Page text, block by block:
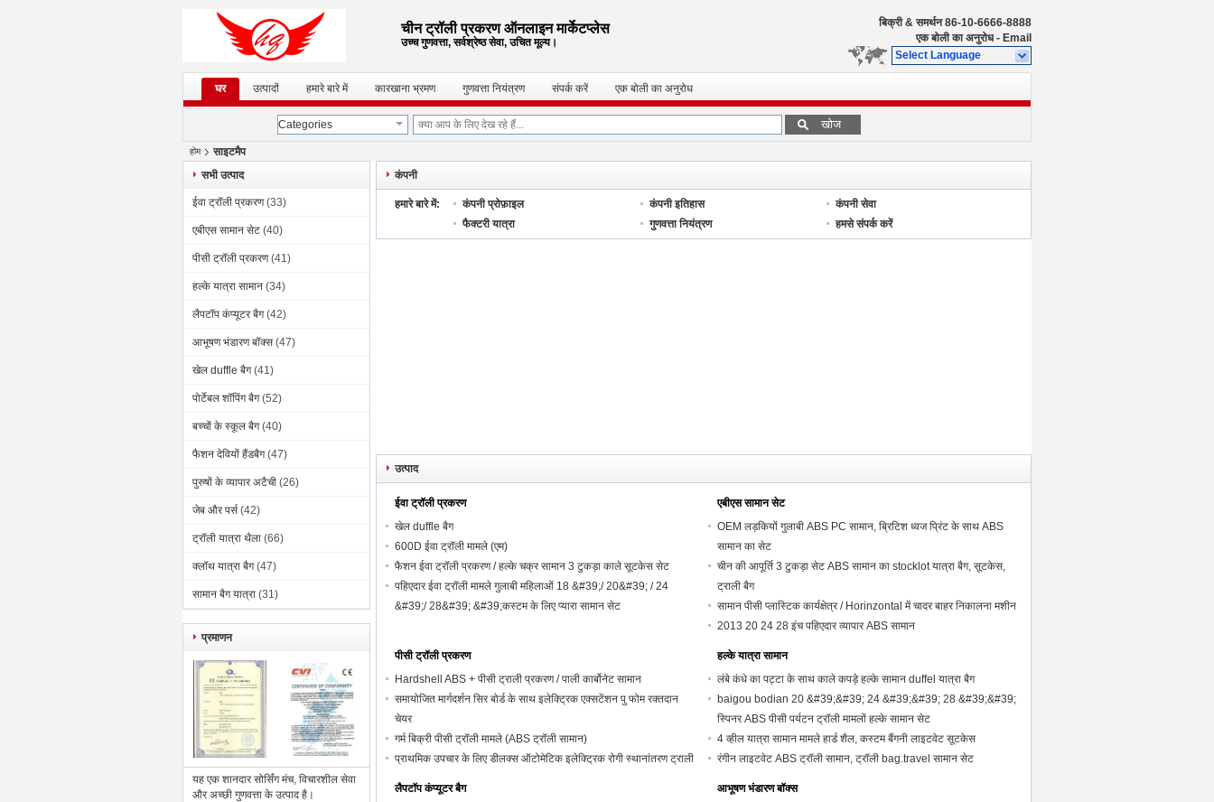
चीन ट्रॉली प्रकरण ऑनलाइन मार्केटप्लेस
उच्च गुणवत्ता, सर्वश्रेष्ठ सेवा, उचित मूल्य।
बिक्री & समर्थन86-10-6666-8888
एक बोली का अनुरोध - Email
Select Language
घर उत्पादों हमारे बारे में कारखाना भ्रमण गुणवत्ता नियंत्रण संपर्क करें एक बोली का अनुरोध
Categories खोज
होम
साइटमैप
सभी उत्पाद
ईवा ट्रॉली प्रकरण (33)
एबीएस सामान सेट (40)
पीसी ट्रॉली प्रकरण (41)
हल्के यात्रा सामान (34)
लैपटॉप कंप्यूटर बैग (42)
आभूषण भंडारण बॉक्स (47)
खेल duffle बैग (41)
पोर्टेबल शॉपिंग बैग (52)
बच्चों के स्कूल बैग (40)
फैशन देवियों हैंडबैग (47)
पुरुषों के व्यापार अटैची (26)
जेब और पर्स (42)
ट्रॉली यात्रा थैला (66)
क्लॉथ यात्रा बैग (47)
सामान बैग यात्रा (31)
प्रमाणन
यह एक शानदार सोर्सिंग मंच, विचारशील सेवा
और अच्छी गुणवत्ता के उत्पाद है।
कंपनी
हमारे बारे में: कंपनी प्रोफ़ाइल कंपनी इतिहास
कंपनी सेवा
फैक्टरी यात्रा
गुणवत्ता नियंत्रण हमसे संपर्क करें
उत्पाद
ईवा ट्रॉली प्रकरण
खेल duffle बैग
600D ईवा ट्रॉली मामले (एम)
फैशन ईवा ट्रॉली प्रकरण / हल्के चक्र सामान 3 टुकड़ा काले सूटकेस सेट
पहिएदार ईवा ट्रॉली मामले गुलाबी महिलाओं 18 &#39;/ 20&#39; / 24
&#39;/ 28&#39; &#39;कस्टम के लिए प्यारा सामान सेट
एबीएस सामान सेट
OEM लड़कियों गुलाबी ABS PC सामान, ब्रिटिश ध्वज प्रिंट के साथ ABS
सामान का सेट
चीन की आपूर्ति 3 टुकड़ा सेट ABS सामान का stocklot यात्रा बैग, सूटकेस,
ट्राली बैग
सामान पीसी प्लास्टिक कार्यक्षेत्र / Horinzontal में चादर बाहर निकालना मशीन
2013 20 24 28 इंच पहिएदार व्यापार ABS सामान
पीसी ट्रॉली प्रकरण
Hardshell ABS + पीसी ट्राली प्रकरण / पाली कार्बोनेट सामान
समायोजित मार्गदर्शन सिर बोर्ड के साथ इलेक्ट्रिक एक्सटेंशन पु फोम रक्तदान
चेयर
गर्म बिक्री पीसी ट्रॉली मामले (ABS ट्रॉली सामान)
प्राथमिक उपचार के लिए डीलक्स ऑटोमेटिक इलेक्ट्रिक रोगी स्थानांतरण ट्राली
हल्के यात्रा सामान
लंबे कंधे का पट्टा के साथ काले कपड़े हल्के सामान duffel यात्रा बैग
baigou bodian 20 &#39;&#39; 24 &#39;&#39; 28 &#39;&#39;
स्पिनर ABS पीसी पर्यटन ट्रॉली मामलों हल्के सामान सेट
4 व्हील यात्रा सामान मामले हार्ड शैल, कस्टम बैंगनी लाइटवेट सूटकेस
रंगीन लाइटवेट ABS ट्रॉली सामान, ट्रॉली bag.travel सामान सेट
लैपटॉप कंप्यूटर बैग
आभूषण भंडारण बॉक्स